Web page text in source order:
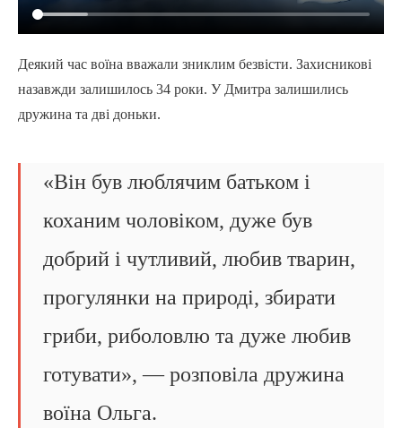
Деякий час воїна вважали зниклим безвісти. Захисникові
назавжди залишилось 34 роки. У Дмитра залишились
дружина та дві доньки.
«Він був люблячим батьком і
коханим чоловіком, дуже був
добрий і чутливий, любив тварин,
прогулянки на природі, збирати
гриби, риболовлю та дуже любив
готувати», — розповіла дружина
воїна Ольга.